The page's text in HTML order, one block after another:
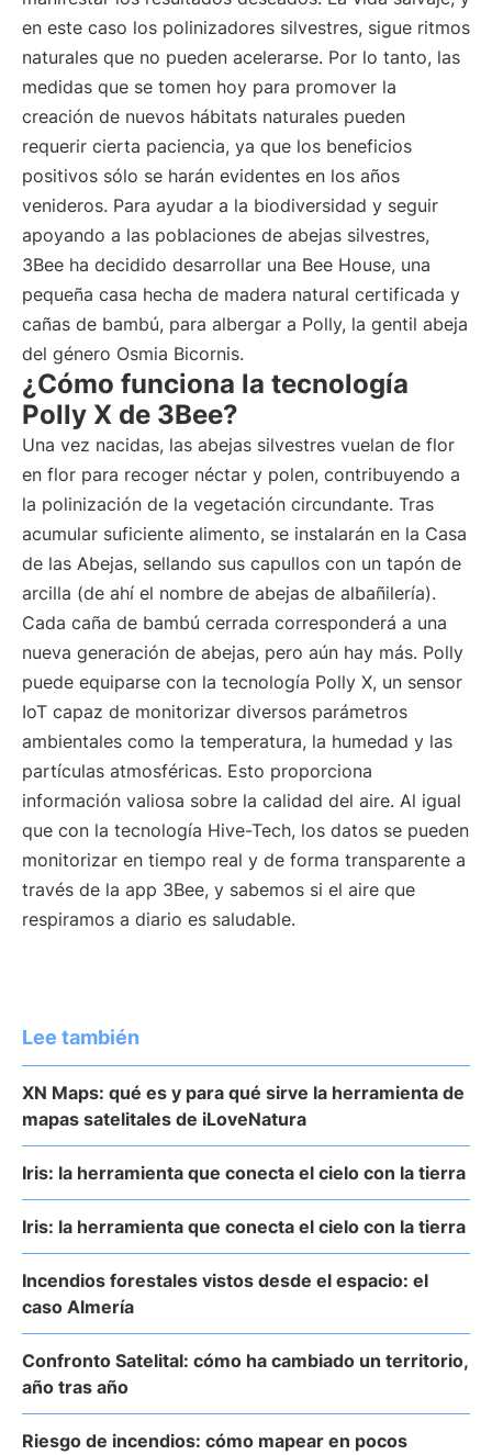
en este caso los polinizadores silvestres, sigue ritmos
naturales que no pueden acelerarse. Por lo tanto, las
medidas que se tomen hoy para promover la
creación de nuevos hábitats naturales pueden
requerir cierta paciencia, ya que los beneficios
positivos sólo se harán evidentes en los años
venideros. Para ayudar a la biodiversidad y seguir
apoyando a las poblaciones de abejas silvestres,
3Bee ha decidido desarrollar una Bee House, una
pequeña casa hecha de madera natural certificada y
cañas de bambú, para albergar a Polly, la gentil abeja
del género Osmia Bicornis.
¿Cómo funciona la tecnología
Polly X de 3Bee?
Una vez nacidas, las abejas silvestres vuelan de flor
en flor para recoger néctar y polen, contribuyendo a
la polinización de la vegetación circundante. Tras
acumular suficiente alimento, se instalarán en la Casa
de las Abejas, sellando sus capullos con un tapón de
arcilla (de ahí el nombre de abejas de albañilería).
Cada caña de bambú cerrada corresponderá a una
nueva generación de abejas, pero aún hay más. Polly
puede equiparse con la tecnología Polly X, un sensor
IoT capaz de monitorizar diversos parámetros
ambientales como la temperatura, la humedad y las
partículas atmosféricas. Esto proporciona
información valiosa sobre la calidad del aire. Al igual
que con la tecnología Hive-Tech, los datos se pueden
monitorizar en tiempo real y de forma transparente a
través de la app 3Bee, y sabemos si el aire que
respiramos a diario es saludable.
Lee también
XN Maps: qué es y para qué sirve la herramienta de
mapas satelitales de iLoveNatura
Iris: la herramienta que conecta el cielo con la tierra
Iris: la herramienta que conecta el cielo con la tierra
Incendios forestales vistos desde el espacio: el
caso Almería
Confronto Satelital: cómo ha cambiado un territorio,
año tras año
Riesgo de incendios: cómo mapear en pocos